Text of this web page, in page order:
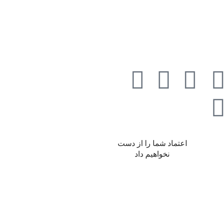
اعتماد شما را از دست
نخواهیم داد